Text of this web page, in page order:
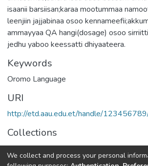
isaanii barsiisan;karaa mootummaa
leenjiin jajjabinaa osoo
ammayyaa QA hangi(dosage) osoo
jedhu yaboo keessatti dhiyaateera.
Keywords
Oromo Language
URI
http://etd.aau.edu.et/handle/
Collections
Oromo Language, Literature and Folklore
We collect and process your personal